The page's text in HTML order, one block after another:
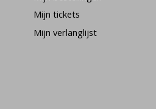
Mijn tickets
Mijn verlanglijst